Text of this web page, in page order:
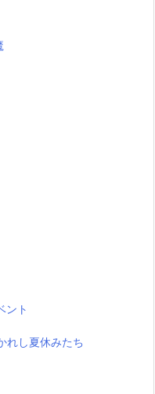
ント
れし夏休みたち